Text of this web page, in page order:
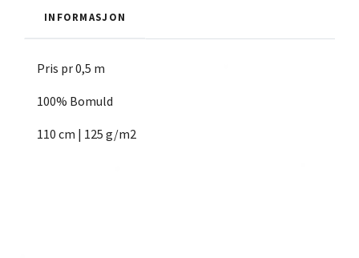
INFORMASJON
Pris pr 0,5 m
100% Bomuld
110 cm | 125 g/m2